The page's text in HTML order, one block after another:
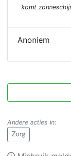
komt
Anoniem
Andere acties in:
Zorg